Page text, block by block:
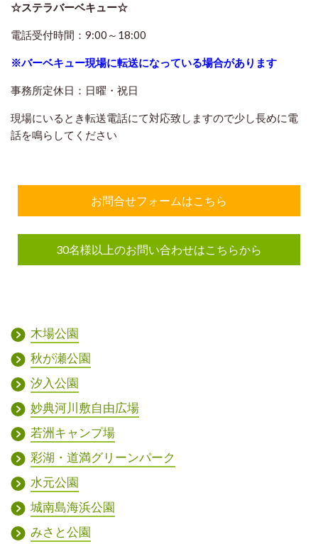
☆ステラバーベキュー☆
電話受付時間：9:00～18:00
※バーベキュー現場に転送になっている場合があります
事務所定休日：日曜・祝日
現場にいるとき転送電話にて対応致しますので少し長めに電
話を鳴らしてください
お問合せフォームはこちら
30名様以上のお問い合わせはこちらから
木場公園
秋が瀬公園
汐入公園
妙典河川敷自由広場
若洲キャンプ場
彩湖・道満グリーンパーク
水元公園
城南島海浜公園
みさと公園